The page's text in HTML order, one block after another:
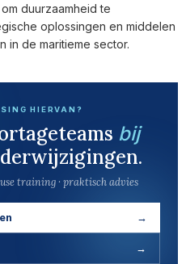
duurzaamheid te
oplossingen en middelen
in de maritieme sector.
HIERVAN?
bij
training · praktisch advies
→
→